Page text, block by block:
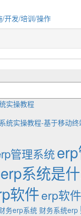
开发/培训/操作
实操教程
统实操教程-基于移动
管理系统
erp系统是
软件erp软件
务erp系统 财务系统erp